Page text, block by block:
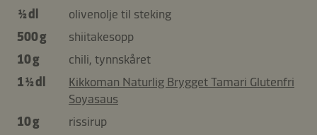
½ dl
olivenolje til steking
500 g
shiitakesopp
10 g
chili, tynnskåret
1 ½ dl
Kikkoman Naturlig Brygget Tamari Glutenfri
Soyasaus
10 g
rissirup